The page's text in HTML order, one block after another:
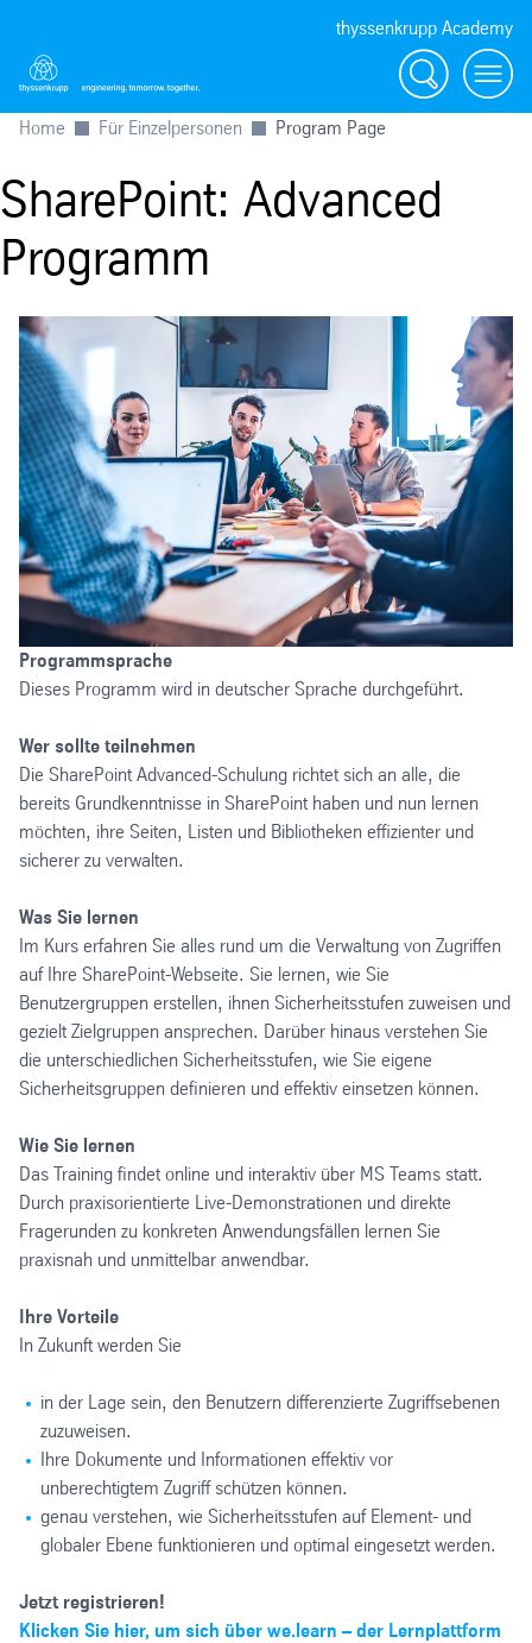
thyssenkrupp Academy
Suche
Menü
Home Für Einzelpersonen Program Page
SharePoint: Advanced
Programm
Programmsprache
Dieses Programm wird in deutscher Sprache durchgeführt.
Wer sollte teilnehmen
Die SharePoint Advanced-Schulung richtet sich an alle, die
bereits Grundkenntnisse in SharePoint haben und nun lernen
möchten, ihre Seiten, Listen und Bibliotheken effizienter und
sicherer zu verwalten.
Was Sie lernen
Im Kurs erfahren Sie alles rund um die Verwaltung von Zugriffen
auf Ihre SharePoint-Webseite. Sie lernen, wie Sie
Benutzergruppen erstellen, ihnen Sicherheitsstufen zuweisen und
gezielt Zielgruppen ansprechen. Darüber hinaus verstehen Sie
die unterschiedlichen Sicherheitsstufen, wie Sie eigene
Sicherheitsgruppen definieren und effektiv einsetzen können.
Wie Sie lernen
Das Training findet online und interaktiv über MS Teams statt.
Durch praxisorientierte Live-Demonstrationen und direkte
Fragerunden zu konkreten Anwendungsfällen lernen Sie
praxisnah und unmittelbar anwendbar.
Ihre Vorteile
In Zukunft werden Sie
in der Lage sein, den Benutzern differenzierte Zugriffsebenen
zuzuweisen.
Ihre Dokumente und Informationen effektiv vor
unberechtigtem Zugriff schützen können.
genau verstehen, wie Sicherheitsstufen auf Element- und
globaler Ebene funktionieren und optimal eingesetzt werden.
Jetzt registrieren!
Klicken Sie hier, um sich über we.learn – der Lernplattform